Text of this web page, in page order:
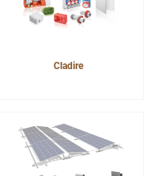
Cladire